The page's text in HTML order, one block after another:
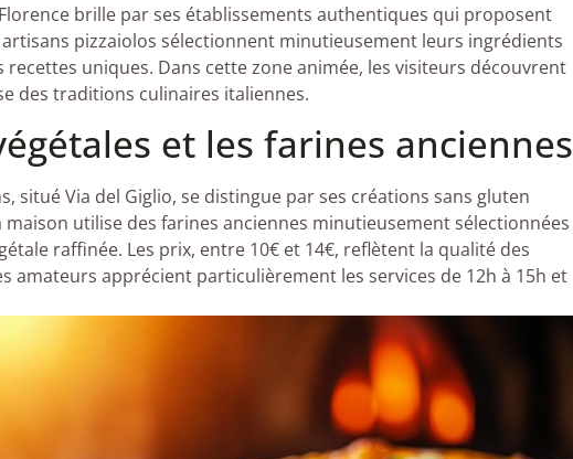
brille par ses établissements authentiques qui proposent
artisans pizzaiolos sélectionnent minutieusement leurs ingrédients
uniques. Dans cette zone animée, les visiteurs découvrent
des traditions culinaires italiennes.
et les farines anciennes
situé Via del Giglio, se distingue par ses créations sans gluten
utilise des farines anciennes minutieusement sélectionnées
raffinée. Les prix, entre 10€ et 14€, reflètent la qualité des
amateurs apprécient particulièrement les services de 12h à 15h et